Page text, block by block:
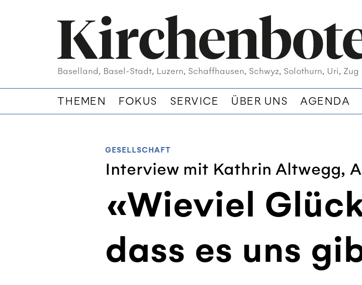
Baselland, Basel-Stadt, Luzern, Schaffhausen, Schwyz, Solothurn, Uri, Zug
THEMEN FOKUS SERVICE ÜBER UNS AGENDA
GESELLSCHAFT
Interview mit Kathrin Altwegg,
«Wieviel
dass es uns